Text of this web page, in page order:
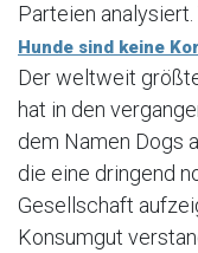
Parteien analysiert.
Hunde sind keine
Der weltweit
hat in den
dem Namen Dogs
die eine dringend
Gesellschaft
Konsumgut